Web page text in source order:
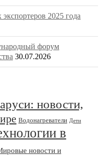
2025 года
форум
30.07.2026
новости,
Водонагреватели Дети
в
новости и